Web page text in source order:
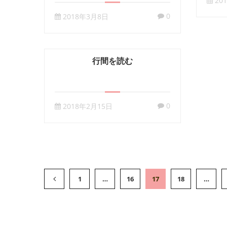
2018年3月8日 0
行間を読む
2018年2月15日 0
1 … 16 17 18 …